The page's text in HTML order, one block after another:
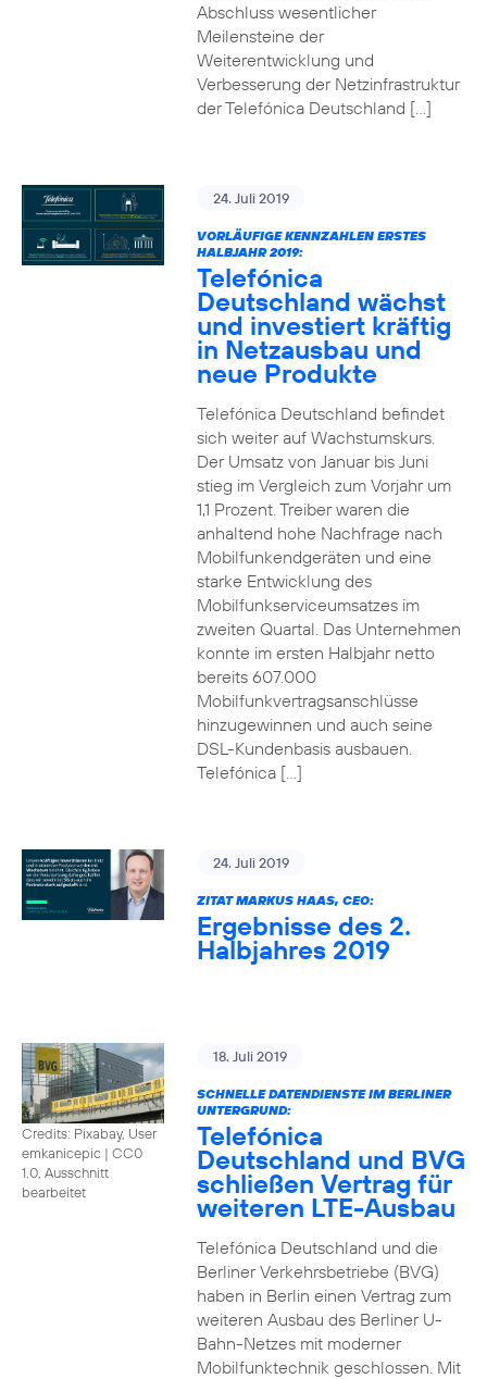
Abschluss wesentlicher
Meilensteine der
Weiterentwicklung und
Verbesserung der Netzinfrastruktur
der Telefónica Deutschland […]
24. Juli 2019
VORLÄUFIGE KENNZAHLEN ERSTES
HALBJAHR 2019:
Telefónica
Deutschland wächst
und investiert kräftig
in Netzausbau und
neue Produkte
Telefónica Deutschland befindet
sich weiter auf Wachstumskurs.
Der Umsatz von Januar bis Juni
stieg im Vergleich zum Vorjahr um
1,1 Prozent. Treiber waren die
anhaltend hohe Nachfrage nach
Mobilfunkendgeräten und eine
starke Entwicklung des
Mobilfunkserviceumsatzes im
zweiten Quartal. Das Unternehmen
konnte im ersten Halbjahr netto
bereits 607.000
Mobilfunkvertragsanschlüsse
hinzugewinnen und auch seine
DSL-Kundenbasis ausbauen.
Telefónica […]
24. Juli 2019
ZITAT MARKUS HAAS, CEO:
Ergebnisse des 2.
Halbjahres 2019
Credits: Pixabay, User
emkanicepic | CC0
1.0, Ausschnitt
bearbeitet
18. Juli 2019
SCHNELLE DATENDIENSTE IM BERLINER
UNTERGRUND:
Telefónica
Deutschland und BVG
schließen Vertrag für
weiteren LTE-Ausbau
Telefónica Deutschland und die
Berliner Verkehrsbetriebe (BVG)
haben in Berlin einen Vertrag zum
weiteren Ausbau des Berliner U-
Bahn-Netzes mit moderner
Mobilfunktechnik geschlossen. Mit